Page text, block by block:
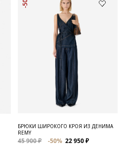
БРЮКИ ШИРОКОГО КРОЯ ИЗ ДЕНИМА
REMY
45 900 ₽ -50% 22 950 ₽